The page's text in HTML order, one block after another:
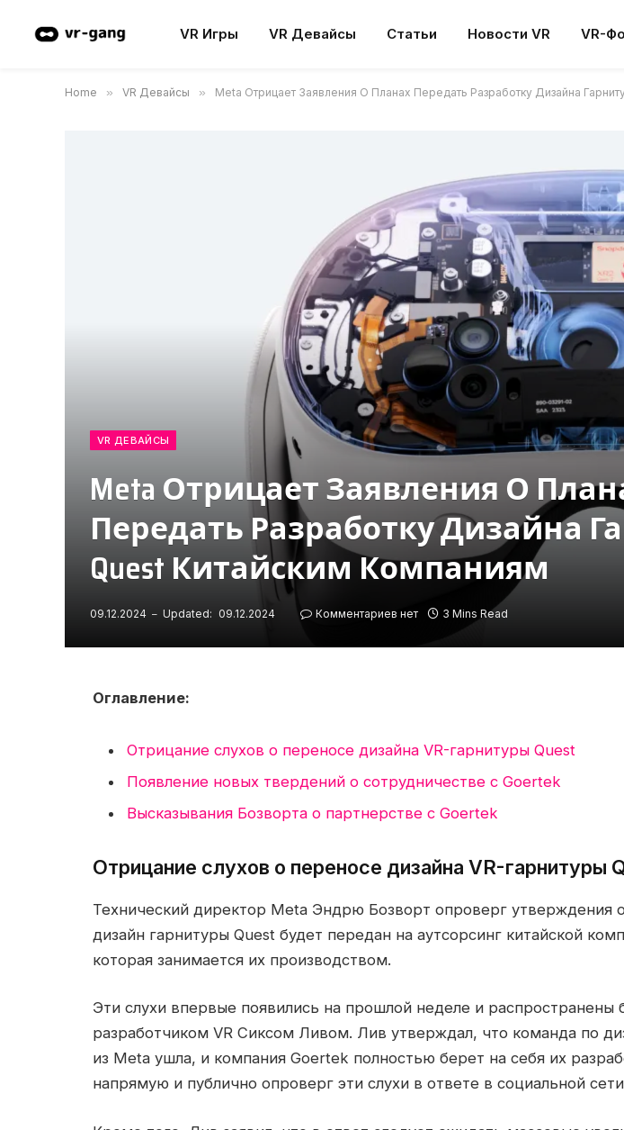
VR Игры VR Девайсы Статьи Новости VR VR-
Home » VR Девайсы » Meta Отрицает Заявления О Планах Передать Разработку Дизайна
VR ДЕВАЙСЫ
Meta Отрицает Заявления О
Передать Разработку Дизайна
Quest Китайским Компаниям
09.12.2024 Updated: 09.12.2024 Комментариев нет 3 Mins Read
Оглавление:
Отрицание слухов о переносе дизайна VR-гарнитуры Quest
Появление новых твердений о сотрудничестве с Goertek
Высказывания Бозворта о партнерстве с Goertek
Отрицание слухов о переносе дизайна VR-гарнитуры
Технический директор Meta Эндрю Бозворт опроверг утверждения
дизайн гарнитуры Quest будет передан на аутсорсинг китайской
которая занимается их производством.
Эти слухи впервые появились на прошлой неделе и
разработчиком VR Сиксом Ливом. Лив утверждал, что команда по
из Meta ушла, и компания Goertek полностью берет на себя их
напрямую и публично опроверг эти слухи в ответе в социальной